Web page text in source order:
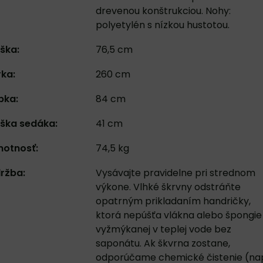
drevenou konštrukciou. Nohy:
polyetylén s nízkou hustotou.
76,5 cm
260 cm
84 cm
sedáka:
41 cm
74,5 kg
Vysávajte pravidelne pri strednom
výkone. Vlhké škrvny odstráňte
opatrným prikladaním handričky,
ktorá nepúšťa vlákna alebo špongie
vyžmýkanej v teplej vode bez
saponátu. Ak škvrna zostane,
odporúčame chemické čistenie